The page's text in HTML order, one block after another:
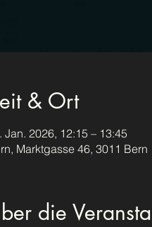
& Ort
Jan. 2026, 12:15 – 13:45
Marktgasse 46, 3011 Bern
die